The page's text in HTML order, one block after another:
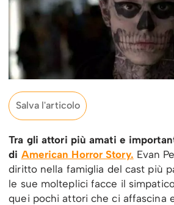
Salva l'articolo
Tra gli attori più amati e
di American Horror Story. Evan
diritto nella famiglia del cast più
le sue molteplici facce il
quei pochi attori che ci affascina